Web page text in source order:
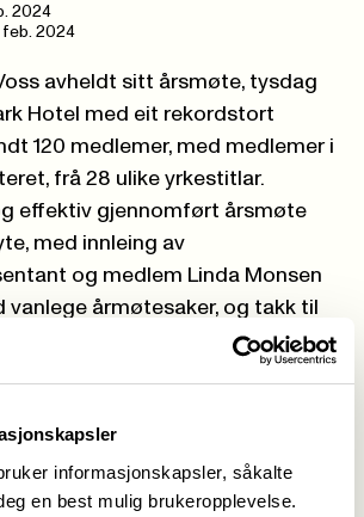
informasjonskapsler, såkalte
en best mulig brukeropplevelse.
2024
2024
avheldt sitt årsmøte, tysdag
Hotel med eit rekordstort
120 medlemer, med medlemer i
frå 28 ulike yrkestitlar.
effektiv gjennomført årsmøte
med innleing av
og medlem Linda Monsen
vanlege årmøtesaker, og takk til
Stig Rune Aarhus,
Mørkve og Borghild Lirhus,